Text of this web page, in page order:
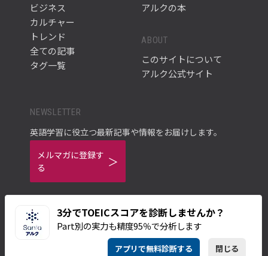
3分でTOEICスコアを診断しませんか？
Part別の実力も精度95％で分析します
アプリで無料診断する 閉じる
ビジネス
カルチャー
トレンド
全ての記事
タグ一覧
アルクの本
ABOUT
このサイトについて
アルク公式サイト
NEWSLETTER
英語学習に役立つ最新記事や情報をお届けします。
メルマガに登録す
る
プライバシーポリシー